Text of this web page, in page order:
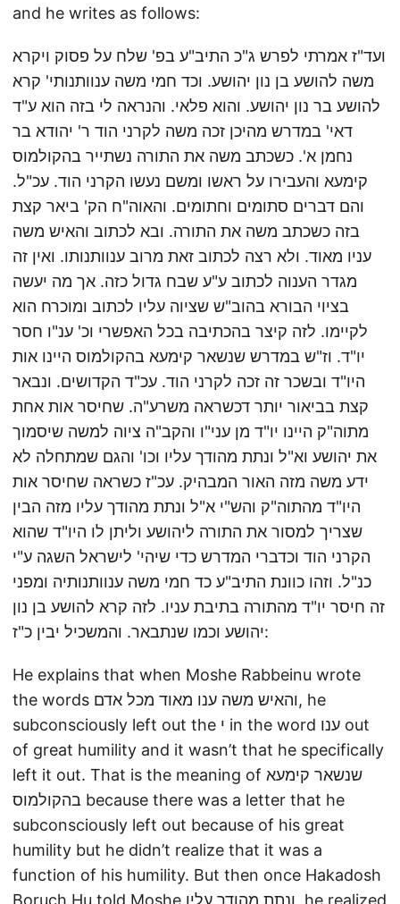
and he writes as follows:
ועד"ז אמרתי לפרש ג"כ התיב"ע בפ' שלח על פסוק ויקרא
משה להושע בן נון יהושע. וכד חמי משה ענוותנותי' קרא
להושע בר נון יהושע. והוא פלאי. והנראה לי בזה הוא ע"ד
דאי' במדרש מהיכן זכה משה לקרני הוד ר' יהודא בר
נחמן א'. כשכתב משה את התורה נשתייר בהקולמוס
קימעא והעבירו על ראשו ומשם נעשו הקרני הוד. עכ"ל.
והם דברים סתומים וחתומים. והאוה"ח הק' ביאר קצת
בזה כשכתב משה את התורה. ובא לכתוב והאיש משה
עניו מאוד. ולא רצה לכתוב זאת מרוב ענוותנותו. ואין זה
מגדר הענוה לכתוב ע"ע שבח גדול כזה. אך מה יעשה
בציוי הבורא בהוב"ש שציוה עליו לכתוב ומוכרח הוא
לקיימו. לזה קיצר בהכתיבה בכל האפשרי וכ' ענ"ו חסר
יו"ד. וז"ש במדרש שנשאר קימעא בהקולמוס היינו אות
היו"ד ובשכר זה זכה לקרני הוד. עכ"ד הקדושים. ונבאר
קצת בביאור יותר דכשראה משרע"ה. שחיסר אות אחת
מתוה"ק היינו יו"ד מן עני"ו והקב"ה ציוה למשה שיסמוך
את יהושע וא"ל ונתת מהודך עליו וכו' והגם שמתחלה לא
ידע משה מזה האור המבהיק. עכ"ז כשראה שחיסר אות
היו"ד מהתוה"ק והש"י א"ל ונתת מהודך עליו מזה הבין
שצריך למסור את התורה ליהושע וליתן לו היו"ד שהוא
הקרני הוד וכדברי המדרש כדי שיהי' לישראל השגה ע"י
כנ"ל. וזהו כוונת התיב"ע כד חמי משה ענוותנותיה ומפני
זה חיסר יו"ד מהתורה בתיבת עניו. לזה קרא להושע בן נון
יהושע וכמו שנתבאר. והמשכיל יבין כ"ז:
He explains that when Moshe Rabbeinu wrote
the words והאיש משה ענו מאוד מכל אדם, he
subconsciously left out the י in the word ענו out
of great humility and it wasn’t that he specifically
left it out. That is the meaning of שנשאר קימעא
בהקולמוס because there was a letter that he
subconsciously left out because of his great
humility but he didn’t realize that it was a
function of his humility. But then once Hakadosh
Boruch Hu told Moshe ונתת מהודך עליו, he realized